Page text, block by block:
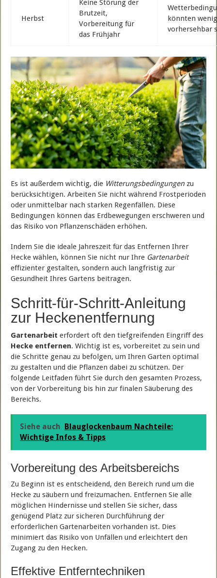
Herbst
Keine Störung der
Brutzeit,
Vorbereitung für
das Frühjahr
könnten
vorhersehbar
Es ist außerdem wichtig, die Witterungsbedingungen zu
berücksichtigen. Arbeiten Sie nicht während Frostperioden
oder unmittelbar nach starken Regenfällen. Diese
Bedingungen können das Erdbewegungen erschweren und
das Risiko von Pflanzenschäden erhöhen.
Indem Sie die ideale Jahreszeit für das Entfernen Ihrer
Hecke wählen, können Sie nicht nur Ihre Gartenarbeit
effizienter gestalten, sondern auch langfristig zur
Gesundheit Ihres Gartens beitragen.
Schritt-für-Schritt-Anleitung
zur Heckenentfernung
Gartenarbeit erfordert oft den tiefgreifenden Eingriff des
Hecke entfernen. Wichtig ist es, vorbereitet zu sein und
die Schritte genau zu befolgen, um Ihren Garten optimal
zu gestalten und die Pflanzen dabei zu schützen. Der
folgende Leitfaden führt Sie durch den gesamten Prozess,
von der Vorbereitung bis hin zur finalen Säuberung des
Bereichs.
Siehe auch Blauglockenbaum Nachteile:
Wichtige Infos & Tipps
Vorbereitung des Arbeitsbereichs
Zu Beginn ist es entscheidend, den Bereich rund um die
Hecke zu säubern und freizumachen. Entfernen Sie alle
möglichen Hindernisse und stellen Sie sicher, dass
genügend Platz zur sicheren Durchführung der
erforderlichen Gartenarbeiten vorhanden ist. Dies
minimiert das Risiko von Unfällen und erleichtert den
Zugang zu den Hecken.
Effektive Entferntechniken